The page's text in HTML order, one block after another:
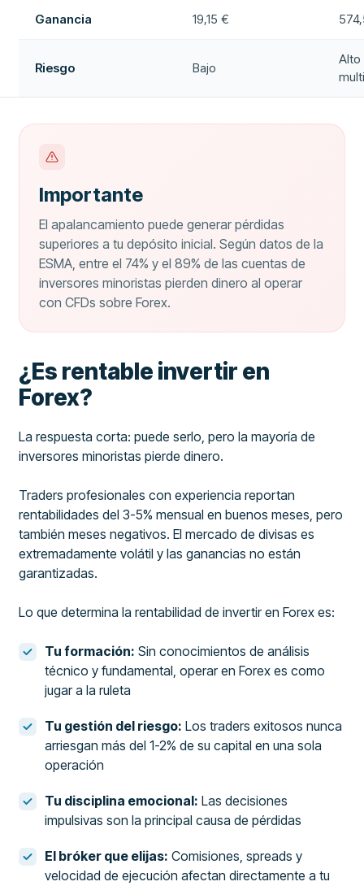
Ganancia 19,15 €
Riesgo Bajo
Alto
Importante
El apalancamiento puede generar pérdidas
superiores a tu depósito inicial. Según datos de la
ESMA, entre el 74% y el 89% de las cuentas de
inversores minoristas pierden dinero al operar
con CFDs sobre Forex.
¿Es rentable invertir en
Forex?
La respuesta corta: puede serlo, pero la mayoría de
inversores minoristas pierde dinero.
Traders profesionales con experiencia reportan
rentabilidades del 3-5% mensual en buenos meses, pero
también meses negativos. El mercado de divisas es
extremadamente volátil y las ganancias no están
garantizadas.
Lo que determina la rentabilidad de invertir en Forex es:
Tu formación: Sin conocimientos de análisis
técnico y fundamental, operar en Forex es como
jugar a la ruleta
Tu gestión del riesgo: Los traders exitosos nunca
arriesgan más del 1-2% de su capital en una sola
operación
Tu disciplina emocional: Las decisiones
impulsivas son la principal causa de pérdidas
El bróker que elijas: Comisiones, spreads y
velocidad de ejecución afectan directamente a tu